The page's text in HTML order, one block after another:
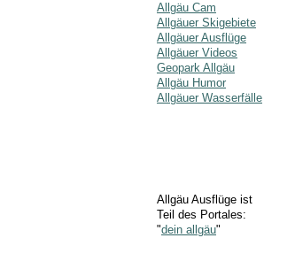
Allgäu Cam
Allgäuer Skigebiete
Allgäuer Ausflüge
Allgäuer Videos
Geopark Allgäu
Allgäu Humor
Allgäuer Wasserfälle
Allgäu Ausflüge ist
Teil des Portales:
"dein allgäu"